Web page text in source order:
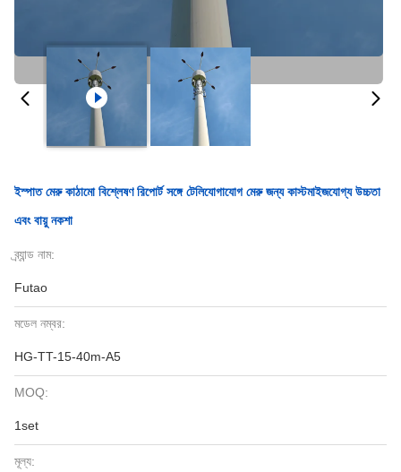
ইস্পাত মেরু কাঠামো বিশ্লেষণ রিপোর্ট সঙ্গে টেলিযোগাযোগ মেরু জন্য কাস্টমাইজযোগ্য উচ্চতা
এবং বায়ু নকশা
ব্র্যান্ড নাম:
Futao
মডেল নম্বর:
HG-TT-15-40m-A5
MOQ:
1set
মূল্য: